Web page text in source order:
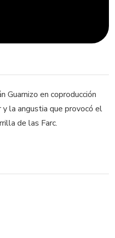
Guarnizo en coproducción
la angustia que provocó el
de las Farc.